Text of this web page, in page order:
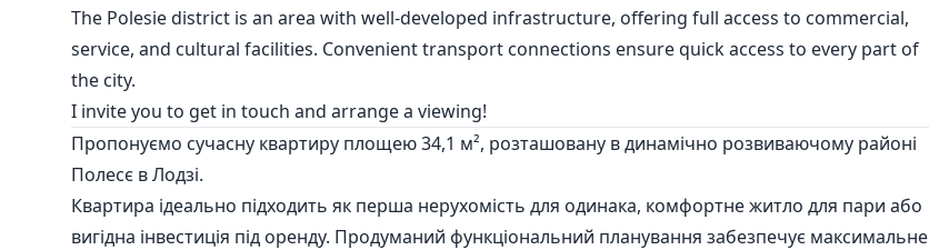
The Polesie district is an area with well-developed infrastructure, offering full access to commercial,
service, and cultural facilities. Convenient transport connections ensure quick access to every part of
the city.
I invite you to get in touch and arrange a viewing!
Пропонуємо сучасну квартиру площею 34,1 м², розташовану в динамічно розвиваючому районі
Полесє в Лодзі.
Квартира ідеально підходить як перша нерухомість для одинака, комфортне житло для пари або
вигідна інвестиція під оренду. Продуманий функціональний планування забезпечує максимальне